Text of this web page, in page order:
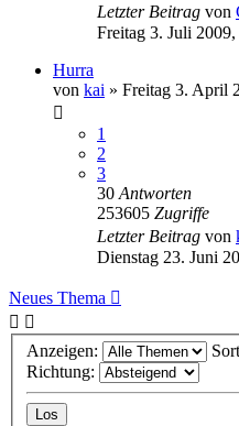
Letzter Beitrag von
Freitag 3. Juli 2009,
Hurra
von kai » Freitag 3. April
1
2
3
30 Antworten
253605 Zugriffe
Letzter Beitrag von
Dienstag 23. Juni
Neues Thema
Anzeigen:
Richtung: